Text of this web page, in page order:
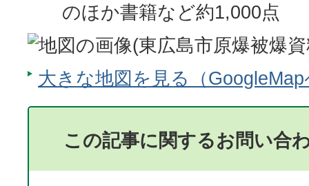
のほか書籍など約1,000点
大きな地図を見る（
この記事に関するお問い合